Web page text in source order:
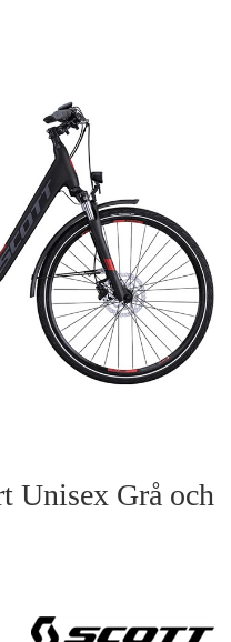
Unisex Grå och